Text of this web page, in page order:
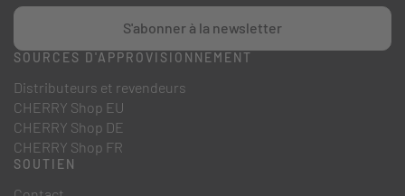
S'abonner à la newsletter
SOURCES D'APPROVISIONNEMENT
Distributeurs et revendeurs
CHERRY Shop EU
CHERRY Shop DE
CHERRY Shop FR
SOUTIEN